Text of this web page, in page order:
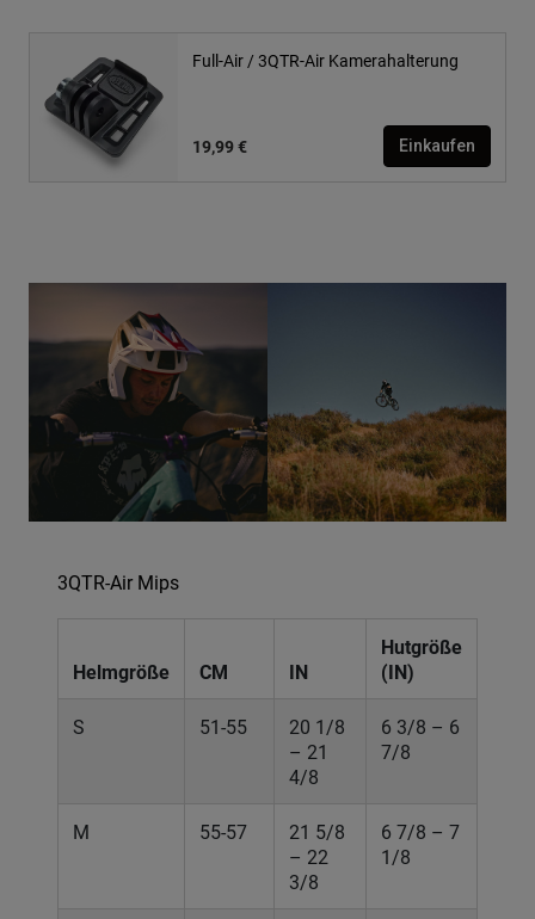
Full-Air / 3QTR-Air Kamerahalterung
19,99 € Einkaufen
3QTR-Air Mips
Helmgröße CM IN
Hutgröße
(IN)
S 51-55
20 1/8
– 21
4/8
6 3/8 – 6
7/8
M 55-57
21 5/8
– 22
3/8
6 7/8 – 7
1/8